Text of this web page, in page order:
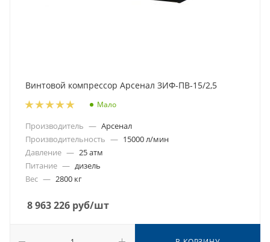
Винтовой компрессор Арсенал ЗИФ-ПВ-15/2,5
Мало
Производитель — Арсенал
Производительность — 15000 л/мин
Давление — 25 атм
Питание — дизель
Вес — 2800 кг
8 963 226 руб/шт